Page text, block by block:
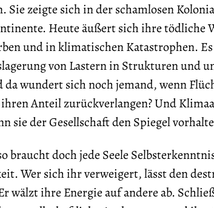
Sie zeigte sich in der schamlosen
Heute äußert sich ihre tödliche
und in klimatischen Katastrophen.
von Lastern in Strukturen und
da wundert sich noch jemand, wenn
Anteil zurückverlangen? Und
sie der Gesellschaft den Spiegel
braucht doch jede Seele
Wer sich ihr verweigert, lässt den
wälzt ihre Energie auf andere ab.